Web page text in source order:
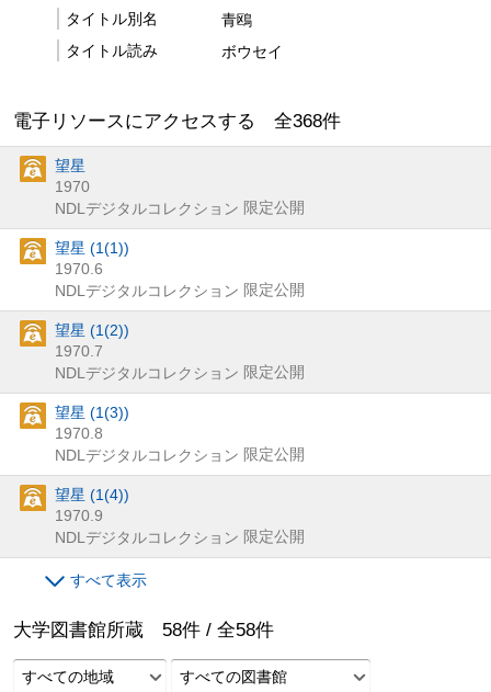
タイトル別名
青鴎
タイトル読み
ボウセイ
電子リソースにアクセスする 全368件
望星
1970
NDLデジタルコレクション 限定公開
望星 (1(1))
1970.6
NDLデジタルコレクション 限定公開
望星 (1(2))
1970.7
NDLデジタルコレクション 限定公開
望星 (1(3))
1970.8
NDLデジタルコレクション 限定公開
望星 (1(4))
1970.9
NDLデジタルコレクション 限定公開
すべて表示
大学図書館所蔵 58件 / 全58件
すべての地域
すべての図書館